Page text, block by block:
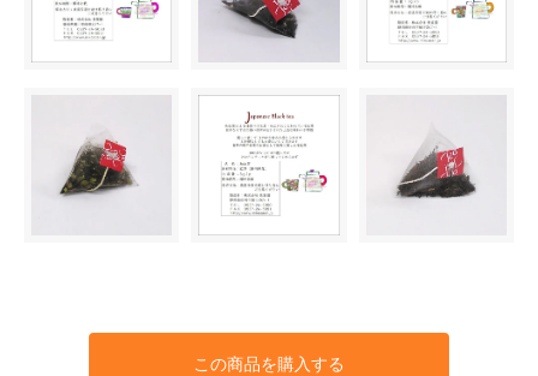
この商品を購入する